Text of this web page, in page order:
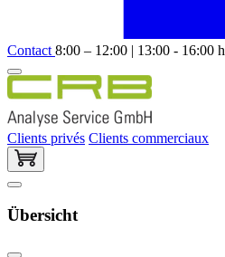
Contact 8:00 – 12:00 | 13:00 - 16:00 h
Clients privés Clients commerciaux
Übersicht